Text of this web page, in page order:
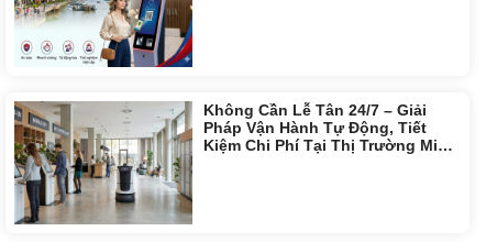
Không Cần Lễ Tân 24/7 – Giải
Pháp Vận Hành Tự Động, Tiết
Kiệm Chi Phí Tại Thị Trường Miền